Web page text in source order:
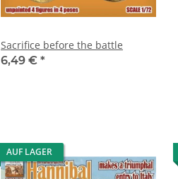
Sacrifice before the battle
6,49 € *
AUF LAGER